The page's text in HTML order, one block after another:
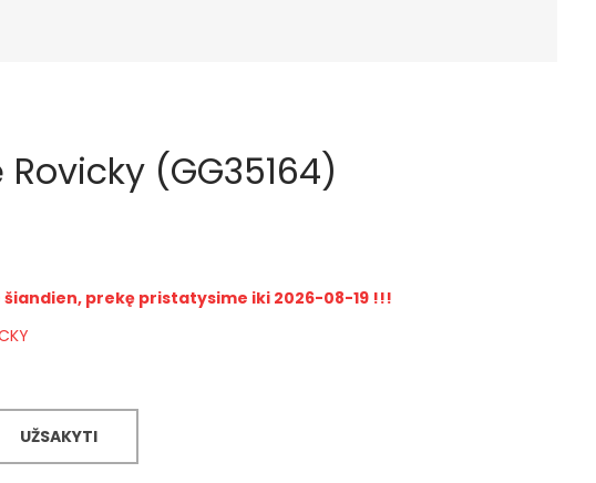
(GG35164)
prekę pristatysime iki 2026-08-19 !!!
UŽSAKYTI